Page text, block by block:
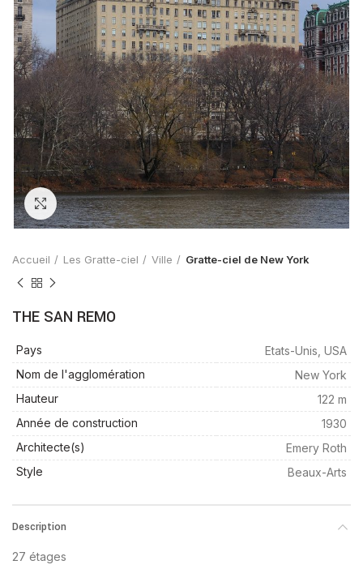
Zoom
Accueil Les Gratte-ciel Ville Gratte-ciel de New York
THE SAN REMO
Pays
Etats-Unis, USA
Nom de l'agglomération
New York
Hauteur
122 m
Année de construction
1930
Architecte(s)
Emery Roth
Style
Beaux-Arts
Description
27 étages